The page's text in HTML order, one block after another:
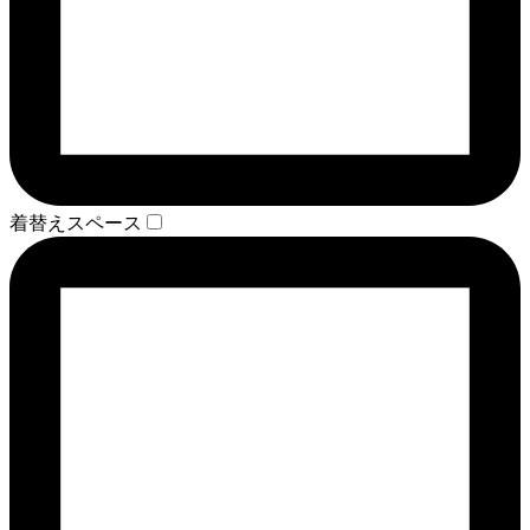
着替えスペース